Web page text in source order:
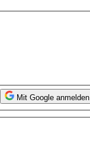
Mit Google anmelden